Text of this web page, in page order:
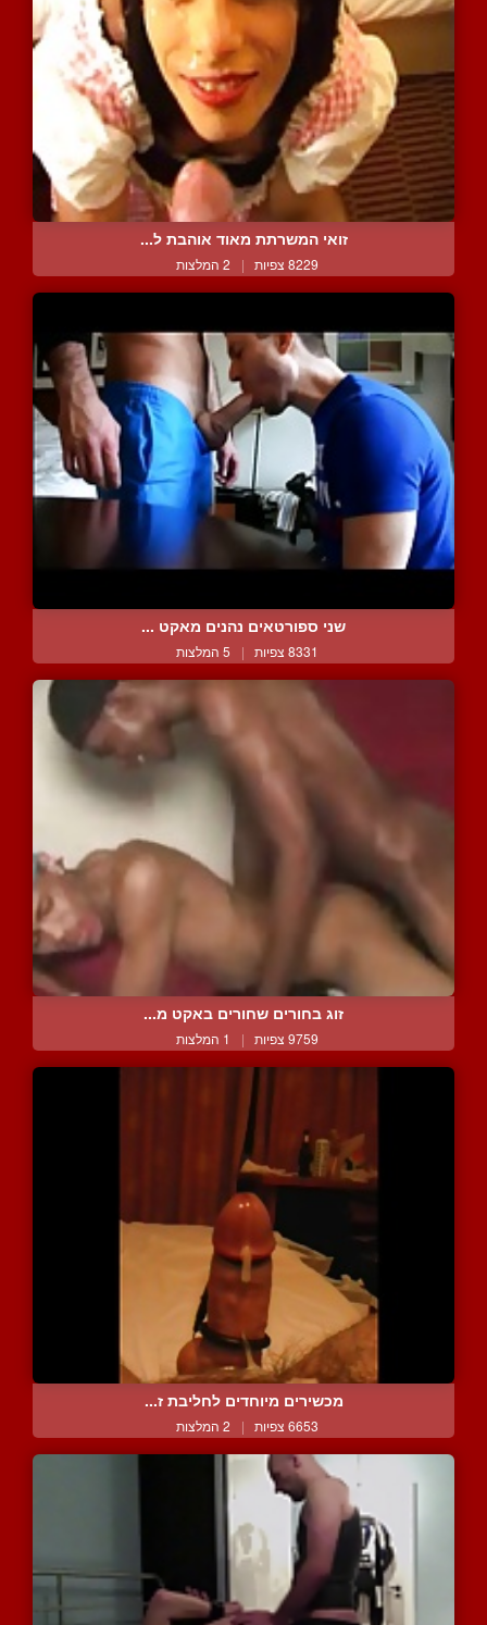
זואי המשרתת מאוד אוהבת ל...
8229 צפיות | 2 המלצות
שני ספורטאים נהנים מאקט ...
8331 צפיות | 5 המלצות
זוג בחורים שחורים באקט מ...
9759 צפיות | 1 המלצות
מכשירים מיוחדים לחליבת ז...
6653 צפיות | 2 המלצות